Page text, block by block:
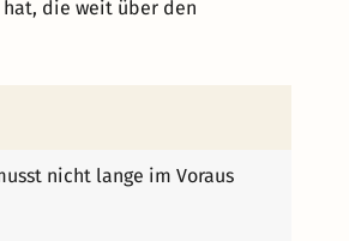
die weit über den
nicht lange im Voraus